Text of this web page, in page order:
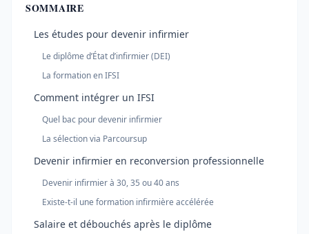
SOMMAIRE
Les études pour devenir infirmier
Le diplôme d’État d’infirmier (DEI)
La formation en IFSI
Comment intégrer un IFSI
Quel bac pour devenir infirmier
La sélection via Parcoursup
Devenir infirmier en reconversion professionnelle
Devenir infirmier à 30, 35 ou 40 ans
Existe-t-il une formation infirmière accélérée
Salaire et débouchés après le diplôme